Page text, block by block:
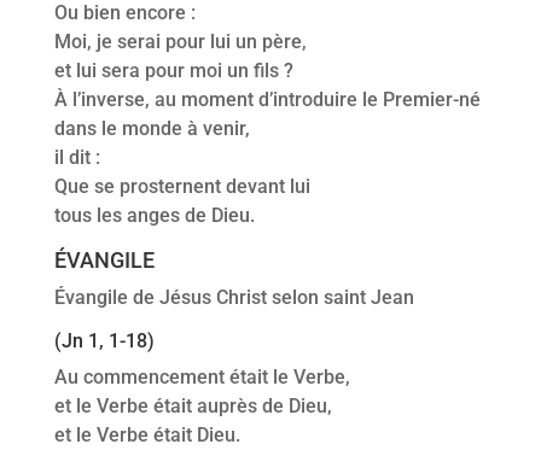
Ou bien encore :
Moi, je serai pour lui un père,
et lui sera pour moi un fils ?
À l’inverse, au moment d’introduire le Premier-né
dans le monde à venir,
il dit :
Que se prosternent devant lui
tous les anges de Dieu.
ÉVANGILE
Évangile de Jésus Christ selon saint Jean
(Jn 1, 1-18)
Au commencement était le Verbe,
et le Verbe était auprès de Dieu,
et le Verbe était Dieu.